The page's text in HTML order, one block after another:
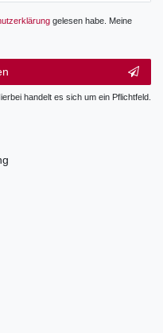
gelesen habe. Meine
handelt es sich um ein Pflichtfeld.